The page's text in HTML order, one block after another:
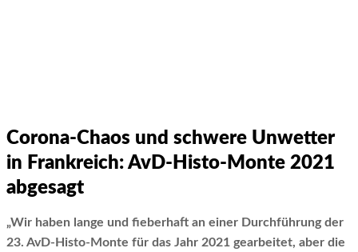
Corona-Chaos und schwere Unwetter
in Frankreich: AvD-Histo-Monte 2021
abgesagt
„Wir haben lange und fieberhaft an einer Durchführung der
23. AvD-Histo-Monte für das Jahr 2021 gearbeitet, aber die